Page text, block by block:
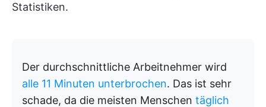
Statistiken.
Der durchschnittliche Arbeitnehmer wird
alle 11 Minuten unterbrochen. Das ist sehr
schade, da die meisten Menschen täglich